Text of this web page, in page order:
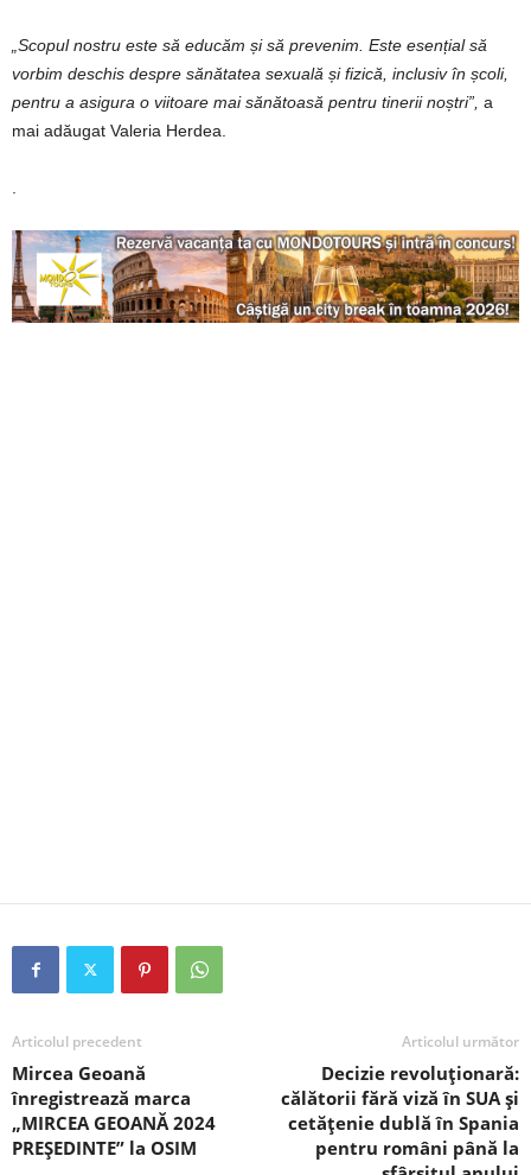
„Scopul nostru este să educăm și să prevenim. Este esențial să
vorbim deschis despre sănătatea sexuală și fizică, inclusiv în școli,
pentru a asigura o viitoare mai sănătoasă pentru tinerii noștri”, a
mai adăugat Valeria Herdea.
Articolul precedent
Mircea Geoană
înregistrează marca
„MIRCEA GEOANĂ 2024
PREŞEDINTE” la OSIM
Articolul următor
Decizie revoluționară:
călătorii fără viză în SUA și
cetățenie dublă în Spania
pentru români până la